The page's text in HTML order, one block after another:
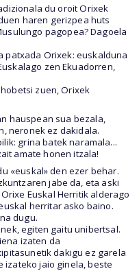
du oroit Orixek
haren gerizpea huts
pagopea? Dagoela
patxada Orixek: euskalduna
zen Ekuadorren,
zuen, Orixek
hauspean sua bezala,
neronek ez dakidala.
grina batek naramala...
amate honen itzala!
«euskal» den ezer behar.
jabe da, eta aski
Euskal Herritik alderago
herritar asko baino.
dugu.
egiten gaitu unibertsal.
izaten da
dakigu ez garela
izateko jaio ginela, beste